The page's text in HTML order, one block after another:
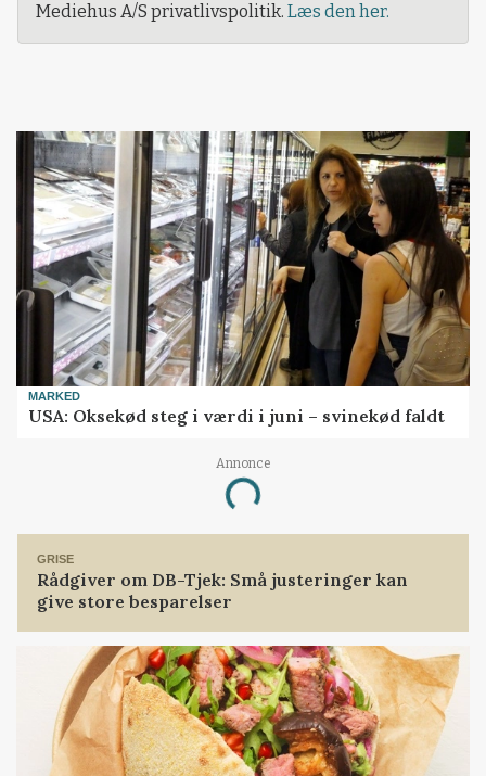
Mediehus A/S privatlivspolitik. Læs den her.
MARKED
USA: Oksekød steg i værdi i juni – svinekød faldt
Annonce
Loading...
GRISE
Rådgiver om DB-Tjek: Små justeringer kan
give store besparelser